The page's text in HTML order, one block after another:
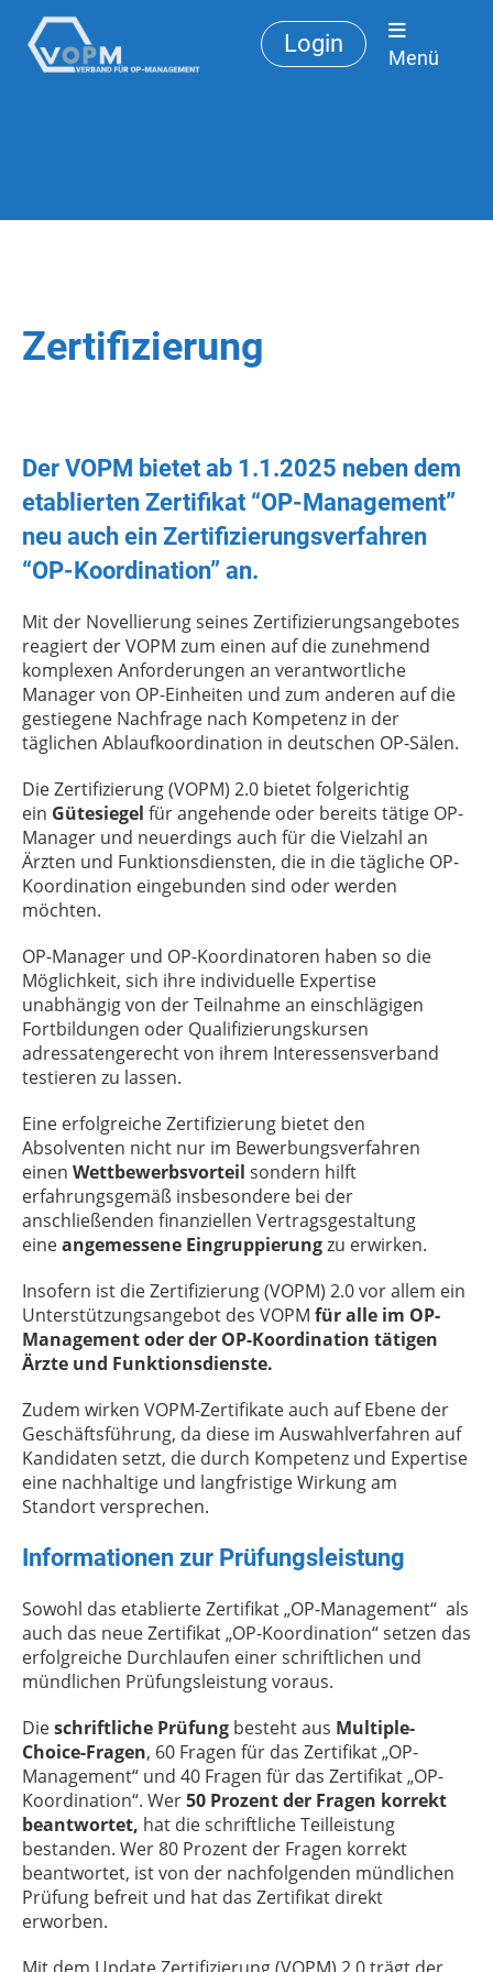
Login
Menü
Zertifizierung
Der VOPM bietet ab 1.1.2025 neben dem
etablierten Zertifikat “OP-Management”
neu auch ein Zertifizierungsverfahren
“OP-Koordination” an.
Mit der Novellierung seines Zertifizierungsangebotes
reagiert der VOPM zum einen auf die zunehmend
komplexen Anforderungen an verantwortliche
Manager von OP-Einheiten und zum anderen auf die
gestiegene Nachfrage nach Kompetenz in der
täglichen Ablaufkoordination in deutschen OP-Sälen.
Die Zertifizierung (VOPM) 2.0 bietet folgerichtig
ein Gütesiegel für angehende oder bereits tätige OP-
Manager und neuerdings auch für die Vielzahl an
Ärzten und Funktionsdiensten, die in die tägliche OP-
Koordination eingebunden sind oder werden
möchten.
OP-Manager und OP-Koordinatoren haben so die
Möglichkeit, sich ihre individuelle Expertise
unabhängig von der Teilnahme an einschlägigen
Fortbildungen oder Qualifizierungskursen
adressatengerecht von ihrem Interessensverband
testieren zu lassen.
Eine erfolgreiche Zertifizierung bietet den
Absolventen nicht nur im Bewerbungsverfahren
einen Wettbewerbsvorteil sondern hilft
erfahrungsgemäß insbesondere bei der
anschließenden finanziellen Vertragsgestaltung
eineangemessene Eingruppierungzu erwirken.
Insofern ist die Zertifizierung (VOPM) 2.0 vor allem ein
Unterstützungsangebot des VOPM für alle im OP-
Management oder der OP-Koordination tätigen
Ärzte und Funktionsdienste.
Zudem wirken VOPM-Zertifikate auch auf Ebene der
Geschäftsführung, da diese im Auswahlverfahren auf
Kandidaten setzt, die durch Kompetenz und Expertise
eine nachhaltige und langfristige Wirkung am
Standort versprechen.
Informationen zur Prüfungsleistung
Sowohl das etablierte Zertifikat „OP-Management“ als
auch das neue Zertifikat „OP-Koordination“ setzen das
erfolgreiche Durchlaufen einer schriftlichen und
mündlichen Prüfungsleistung voraus.
Dieschriftliche Prüfung besteht aus Multiple-
Choice-Fragen, 60 Fragen für das Zertifikat „OP-
Management“ und 40 Fragen für das Zertifikat „OP-
Koordination“. Wer50 Prozent der Fragen korrekt
beantwortet, hat die schriftliche Teilleistung
bestanden. Wer 80 Prozent der Fragen korrekt
beantwortet, ist von der nachfolgenden mündlichen
Prüfung befreit und hat das Zertifikat direkt
erworben.